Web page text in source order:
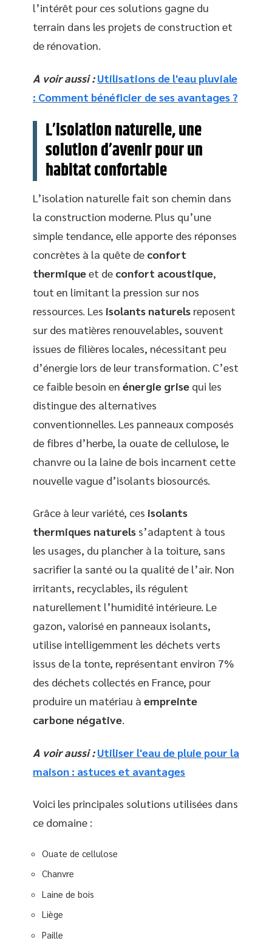
l’intérêt pour ces solutions gagne du
terrain dans les projets de construction et
de rénovation.
A voir aussi : Utilisations de l'eau pluviale
: Comment bénéficier de ses avantages ?
L’isolation naturelle, une
solution d’avenir pour un
habitat confortable
L’isolation naturelle fait son chemin dans
la construction moderne. Plus qu’une
simple tendance, elle apporte des réponses
concrètes à la quête de confort
thermiqueet de confort acoustique,
tout en limitant la pression sur nos
ressources. Les isolants naturels reposent
sur des matières renouvelables, souvent
issues de filières locales, nécessitant peu
d’énergie lors de leur transformation. C’est
ce faible besoin en énergie grise qui les
distingue des alternatives
conventionnelles. Les panneaux composés
de fibres d’herbe, la ouate de cellulose, le
chanvre ou la laine de bois incarnent cette
nouvelle vague d’isolants biosourcés.
Grâce à leur variété, ces isolants
thermiques naturels s’adaptent à tous
les usages, du plancher à la toiture, sans
sacrifier la santé ou la qualité de l’air. Non
irritants, recyclables, ils régulent
naturellement l’humidité intérieure. Le
gazon, valorisé en panneaux isolants,
utilise intelligemment les déchets verts
issus de la tonte, représentant environ 7%
des déchets collectés en France, pour
produire un matériau à empreinte
carbone négative.
A voir aussi : Utiliser l'eau de pluie pour la
maison : astuces et avantages
Voici les principales solutions utilisées dans
ce domaine :
Ouate de cellulose
Chanvre
Laine de bois
Liège
Paille